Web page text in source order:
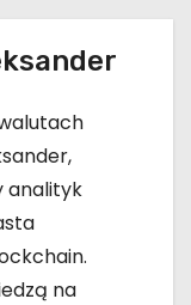
analityk
na